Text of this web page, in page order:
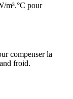
m³.°C pour
compenser la
froid.